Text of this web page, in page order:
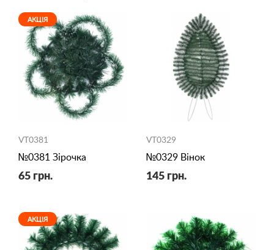
АКЦІЯ
VT0381
№0381 Зірочка
65 грн.
VT0329
№0329 Вінок
145 грн.
АКЦІЯ